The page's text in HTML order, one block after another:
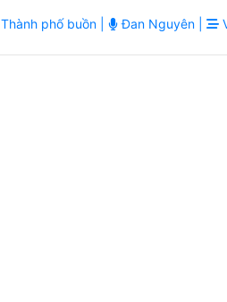
Thành phố buồn | Đan Nguyên |